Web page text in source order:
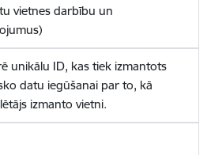
vietnes darbību un
unikālu ID, kas tiek izmantots
datu iegūšanai par to, kā
izmanto vietni.